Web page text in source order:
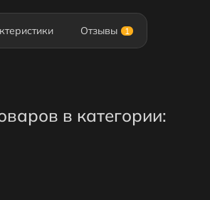
Отзывы 1
в категории: